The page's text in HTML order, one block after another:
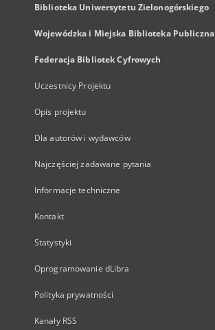
Biblioteka Uniwersytetu Zielonogórskiego
Wojewódzka i Miejska Biblioteka Publiczna
Federacja Bibliotek Cyfrowych
Uczestnicy Projektu
Opis projektu
Dla autorów i wydawców
Najczęściej zadawane pytania
Informacje techniczne
Kontakt
Statystyki
Oprogramowanie dLibra
Polityka prywatności
Kanały RSS